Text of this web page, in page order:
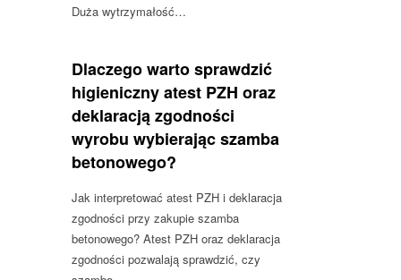
Duża wytrzymałość…
Dlaczego warto sprawdzić
higieniczny atest PZH oraz
deklaracją zgodności
wyrobu wybierając szamba
betonowego?
Jak interpretować atest PZH i deklaracja
zgodności przy zakupie szamba
betonowego? Atest PZH oraz deklaracja
zgodności pozwalają sprawdzić, czy